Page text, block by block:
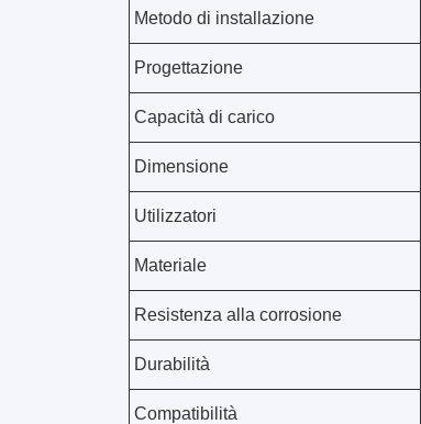
Metodo di installazione
Progettazione
Capacità di carico
Dimensione
Utilizzatori
Materiale
Resistenza alla corrosione
Durabilità
Compatibilità